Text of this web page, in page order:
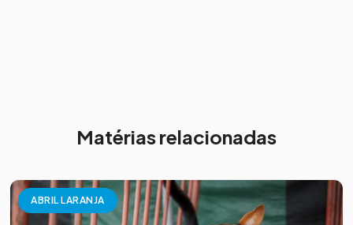
Matérias relacionadas
ABRIL LARANJA